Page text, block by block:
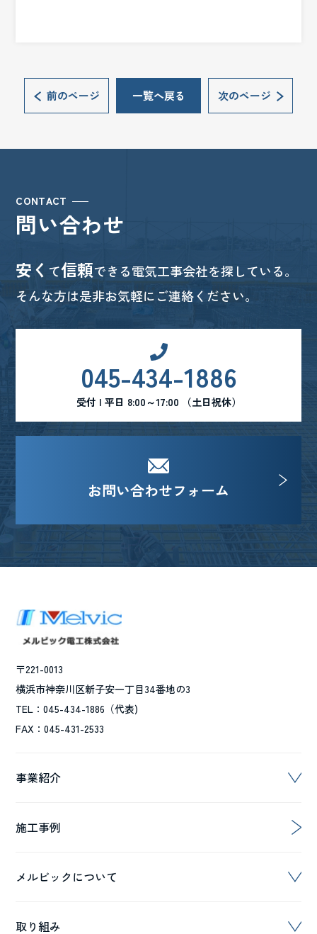
前のページ 一覧へ戻る 次のページ
CONTACT
問い合わせ
安く て信頼できる電気工事会社を探している。
そんな方は是非お気軽にご連絡ください。
045-434-1886
受付 | 平日 8:00～17:00 （土日祝休）
お問い合わせフォーム
〒221-0013
横浜市神奈川区新子安一丁目34番地の3
TEL：045-434-1886（代表)
FAX：045-431-2533
事業紹介
施工事例
メルビックについて
取り組み